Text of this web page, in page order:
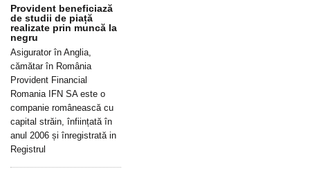
Provident beneficiază
de studii de piață
realizate prin muncă la
negru
Asigurator în Anglia,
cămătar în România
Provident Financial
Romania IFN SA este o
companie românească cu
capital străin, înființată în
anul 2006 și înregistrată in
Registrul